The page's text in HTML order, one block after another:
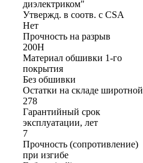
диэлектриком"
Утвержд. в соотв. с CSA
Нет
Прочность на разрыв
200Н
Материал обшивки 1-го
покрытия
Без обшивки
Остатки на складе широтной
278
Гарантийный срок
эксплуатации, лет
7
Прочность (сопротивление)
при изгибе